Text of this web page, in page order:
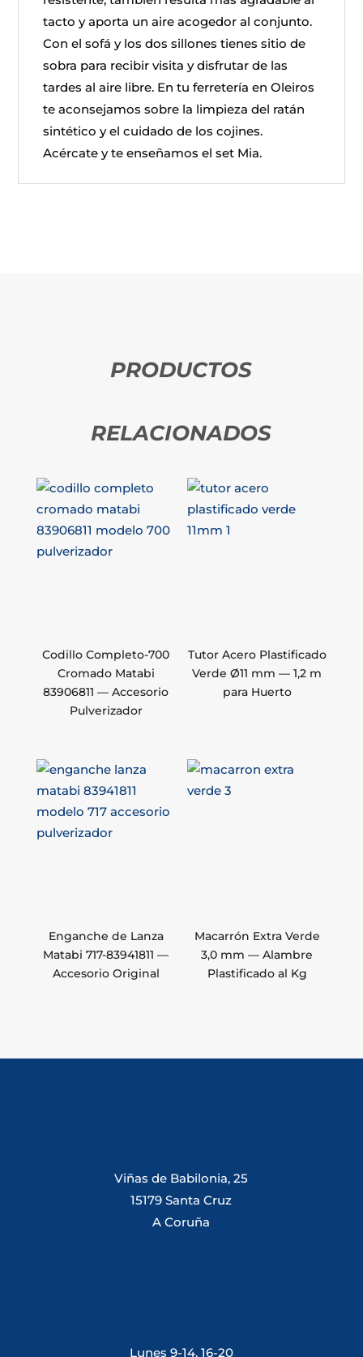
tacto y aporta un aire acogedor al conjunto.
Con el sofá y los dos sillones tienes sitio de
sobra para recibir visita y disfrutar de las
tardes al aire libre. En tu ferretería en Oleiros
te aconsejamos sobre la limpieza del ratán
sintético y el cuidado de los cojines.
Acércate y te enseñamos el set Mia.
PRODUCTOS
RELACIONADOS
Codillo Completo-700
Cromado Matabi
83906811 — Accesorio
Pulverizador
Tutor Acero Plastificado
Verde Ø11 mm — 1,2 m
para Huerto
Enganche de Lanza
Matabi 717-83941811 —
Accesorio Original
Macarrón Extra Verde
3,0 mm — Alambre
Plastificado al Kg
Viñas de Babilonia, 25
15179 Santa Cruz
A Coruña
Lunes 9-14, 16-20